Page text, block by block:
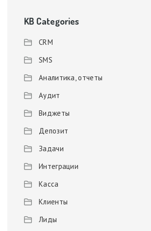
KB Categories
CRM
SMS
Аналитика, отчеты
Аудит
Виджеты
Депозит
Задачи
Интеграции
Касса
Клиенты
Лиды